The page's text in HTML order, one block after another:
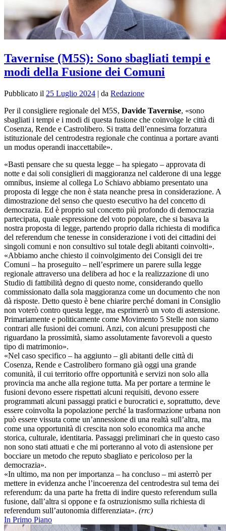
Tavernise (M5S): Sono sbagliati tempi e
modi della Fusione dei Comuni
Pubblicato il 25 Luglio 2024 | da Redazione
Per il consigliere regionale del M5S, Davide Tavernise, «sono
sbagliati i tempi e i modi di questa fusione che coinvolge le città di
Cosenza, Rende e Castrolibero. Si tratta dell’ennesima forzatura
istituzionale del centrodestra regionale che continua a portare avanti
un modus operandi inaccettabile».
«Basti pensare che su questa legge – ha spiegato – approvata di
notte e dai soli consiglieri di maggioranza nel calderone di una legge
omnibus, insieme al collega Lo Schiavo abbiamo presentato una
proposta di legge che non è stata neanche presa in considerazione. A
dimostrazione del senso che questo esecutivo ha del concetto di
democrazia. Ed è proprio sul concetto più profondo di democrazia
partecipata, quale espressione del voto popolare, che si basava la
nostra proposta di legge, partendo proprio dalla richiesta di modifica
del referendum che tenesse in considerazione i voti dei cittadini dei
singoli comuni e non consultivo sul totale degli abitanti coinvolti».
«Abbiamo anche chiesto il coinvolgimento dei Consigli dei tre
Comuni – ha proseguito – nell’esprimere un parere sulla legge
regionale attraverso una delibera ad hoc e la realizzazione di uno
Studio di fattibilità degno di questo nome, considerando quello
commissionato dalla sola maggioranza come un documento che non
dà risposte. Detto questo è bene chiarire perché domani in Consiglio
non voterò contro questa legge, ma esprimerò un voto di astensione.
Primariamente e politicamente come Movimento 5 Stelle non siamo
contrari alle fusioni dei comuni. Anzi, con alcuni presupposti che
riguardano la prossimità, siamo assolutamente favorevoli a questo
tipo di matrimonio».
«Nel caso specifico – ha aggiunto – gli abitanti delle città di
Cosenza, Rende e Castrolibero formano già oggi una grande
comunità, il cui territorio offre opportunità e servizi non solo alla
provincia ma anche alla regione tutta. Ma per portare a termine le
fusioni devono essere rispettati alcuni requisiti, devono essere
programmati alcuni passaggi pratici e burocratici e, soprattutto, deve
essere coinvolta la popolazione perché la trasformazione urbana non
può essere vissuta come un’annessione di una realtà sull’altra, ma
come una opportunità di crescita non solo economica ma anche
storica, culturale, identitaria. Passaggi preliminari che in questo caso
non sono stati attuati e che mi porteranno al voto di astensione per
bocciare un metodo che reputo sbagliato e pericoloso per la
democrazia».
«In ultimo, ma non per importanza – ha concluso – mi asterrò per
mettere in evidenza anche l’incoerenza del centrodestra sul tema dei
referendum: da una parte ha fretta di indire questo referendum sulla
fusione, dall’altra si oppone e fa ostruzionismo sulla richiesta di
referendum sull’autonomia differenziata». (rrc)
In Primo Piano